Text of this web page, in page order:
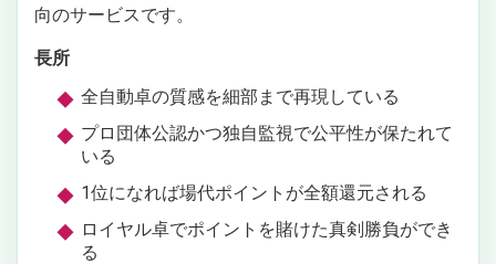
向のサービスです。
長所
全自動卓の質感を細部まで再現している
プロ団体公認かつ独自監視で公平性が保たれて
いる
1位になれば場代ポイントが全額還元される
ロイヤル卓でポイントを賭けた真剣勝負ができ
る